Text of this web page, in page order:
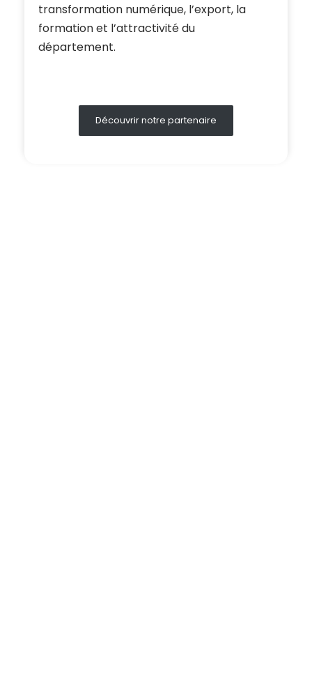
transformation numérique, l’export, la
formation et l’attractivité du
département.
Découvrir notre partenaire